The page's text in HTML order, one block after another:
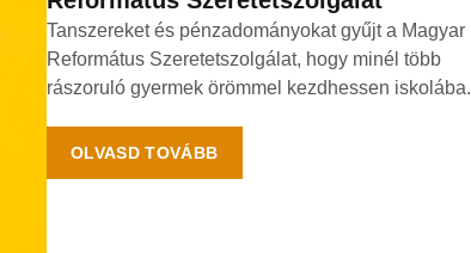
Tanszereket és pénzadományokat gyűjt a Magyar
Református Szeretetszolgálat, hogy minél több
rászoruló gyermek örömmel kezdhessen iskolába.
OLVASD TOVÁBB